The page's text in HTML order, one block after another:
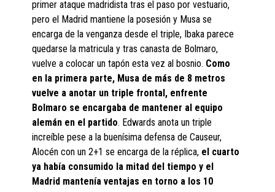
primer ataque madridista tras el paso por vestuario,
pero el Madrid mantiene la posesión y Musa se
encarga de la venganza desde el triple, Ibaka parece
quedarse la matricula y tras canasta de Bolmaro,
vuelve a colocar un tapón esta vez al bosnio. Como
en la primera parte, Musa de más de 8 metros
vuelve a anotar un triple frontal, enfrente
Bolmaro se encargaba de mantener al equipo
alemán en el partido. Edwards anota un triple
increíble pese a la buenísima defensa de Causeur,
Alocén con un 2+1 se encarga de la réplica, el cuarto
ya había consumido la mitad del tiempo y el
Madrid mantenía ventajas en torno a los 10